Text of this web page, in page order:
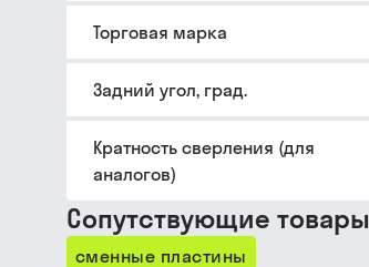
Торговая марка
Задний угол, град.
Кратность сверления (для
аналогов)
Сопутствующие товары
сменные пластины